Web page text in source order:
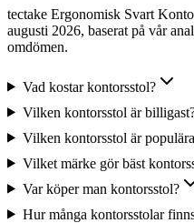
tectake Ergonomisk Svart
augusti 2026, baserat på vår
omdömen.
Vad kostar kontorsstol?
Vilken kontorsstol är
Vilken kontorsstol är
Vilket märke gör bäst
Var köper man kontorsstol?
Hur många kontorsstolar